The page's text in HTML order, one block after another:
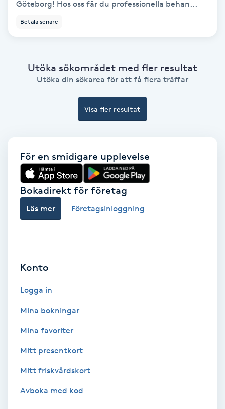
Headspa
Hot yoga
Hudföryngring
Hyaluronsyra
Hyperhidros
Hårborttagning
Göteborg! Hos oss får du professionella behan...
Betala senare
Utöka sökområdet med fler resultat
Utöka din sökarea för att få flera träffar
Visa fler resultat
För en smidigare upplevelse
Bokadirekt för företag
Läs mer Företagsinloggning
Konto
Logga in
Mina bokningar
Mina favoriter
Mitt presentkort
Mitt friskvårdskort
Avboka med kod